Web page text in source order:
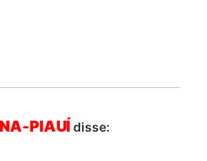
PIAUÍdisse: